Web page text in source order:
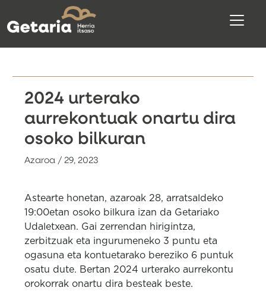
2024 urterako
aurrekontuak onartu dira
osoko bilkuran
Azaroa / 29, 2023
Astearte honetan, azaroak 28, arratsaldeko
19:00etan osoko bilkura izan da Getariako
Udaletxean. Gai zerrendan hirigintza,
zerbitzuak eta ingurumeneko 3 puntu eta
ogasuna eta kontuetarako bereziko 6 puntuk
osatu dute. Bertan 2024 urterako aurrekontu
orokorrak onartu dira besteak beste.